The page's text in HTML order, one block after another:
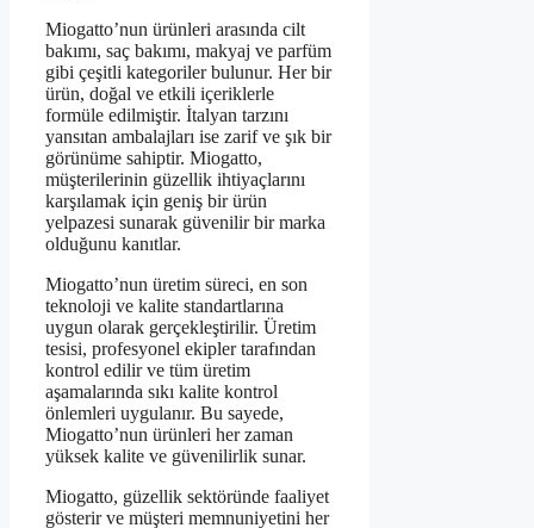
Miogatto’nun ürünleri arasında cilt
bakımı, saç bakımı, makyaj ve parfüm
gibi çeşitli kategoriler bulunur. Her bir
ürün, doğal ve etkili içeriklerle
formüle edilmiştir. İtalyan tarzını
yansıtan ambalajları ise zarif ve şık bir
görünüme sahiptir. Miogatto,
müşterilerinin güzellik ihtiyaçlarını
karşılamak için geniş bir ürün
yelpazesi sunarak güvenilir bir marka
olduğunu kanıtlar.
Miogatto’nun üretim süreci, en son
teknoloji ve kalite standartlarına
uygun olarak gerçekleştirilir. Üretim
tesisi, profesyonel ekipler tarafından
kontrol edilir ve tüm üretim
aşamalarında sıkı kalite kontrol
önlemleri uygulanır. Bu sayede,
Miogatto’nun ürünleri her zaman
yüksek kalite ve güvenilirlik sunar.
Miogatto, güzellik sektöründe faaliyet
gösterir ve müşteri memnuniyetini her